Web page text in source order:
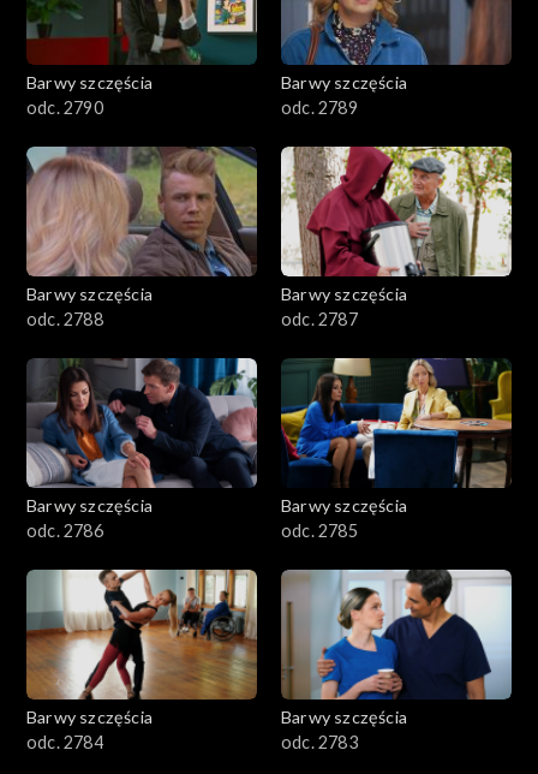
1301–1400
1101–1200
1001–1100
901–1000
801–900
782–800
Barwy szczęścia
odc. 2790
Barwy szczęścia
odc. 2789
Barwy szczęścia
odc. 2788
Barwy szczęścia
odc. 2787
Barwy szczęścia
odc. 2786
Barwy szczęścia
odc. 2785
Barwy szczęścia
odc. 2784
Barwy szczęścia
odc. 2783